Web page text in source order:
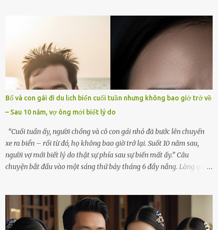
rơi vào khoảng trống vô tận, chẳng còn muốn làm gì ngoài việc
ngồi lặng lẽ nhớ về cô ấy. Nhưng cuộc sống không cho phép tôi mãi
chìm đắm trong đau khổ. Họ hàng, bạn bè và những người thân
thiết đã đến bên, giúp tôi tổ chức tang lễ chu toàn. Và hôm nay là
ngày giỗ đầu tiên của vợ, 49 ngày sau khi cô ấy rời xa tôi mãi
mãi.Buổi sáng hôm đó, sau khi cúng cơm xong, tôi quyết định lên
sắp xếp lại bàn thờ vợ. Mọi thứ vẫn như mọi ngày, nhưng có điều gì
đó kỳ lạ mà tôi không thể giải thích được. Trong khoảnh khắc tôi
cúi xuống lau chùi bát hương, một luồng gió lạ thoáng qua, khiến
tôi giật mình. Và rồi, một chuyện kinh...
Bố và con gái đi du lịch biển cuối tuần nhưng không bao giờ trở về
– Sau 10 năm, vợ ông mới biết lý do
“Cuối tuần ấy, người chồng và cô con gái nhỏ đã bước lên chuyến
xe ra biển – rồi từ đó, họ không bao giờ trở lại. Suốt 10 năm sau,
người vợ mới biết lý do thật sự phía sau sự biến mất ấy.” Câu
chuyện bắt đầu vào một sáng thứ bảy tháng 6 đầy nắng. Làng quê
không kém. Ông Minh, vốn là một người đàn ông điềm đạm, ít nói,
hôm ấy lại đặc biệt vui vẻ. Ông chuẩn bị hành lý cho chuyến đi biển
cùng cô con gái 8 tuổi tên Thảo. “Em ở nhà nghỉ ngơi nhé, anh đưa